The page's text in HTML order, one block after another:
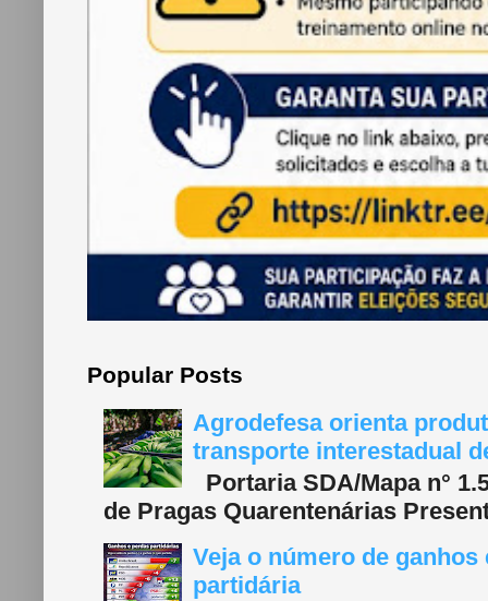
Popular Posts
Agrodefesa orienta
transporte interestadual
Portaria SDA/Mapa n°
de Pragas Quarentenárias
Veja o número de
partidária